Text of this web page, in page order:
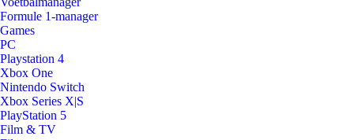
Formule 1-manager
Games
PC
Playstation 4
Xbox One
Nintendo Switch
Xbox Series X|S
PlayStation 5
Film & TV